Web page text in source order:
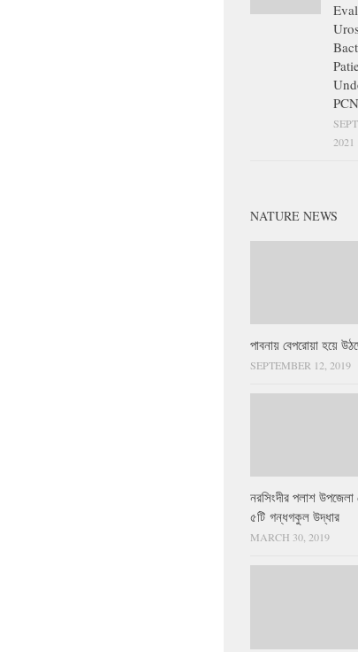
2021
NATURE NEWS
পাবনায় বেপরোয়া হয়ে
SEPTEMBER 12, 2019
নরসিংদীর পলাশ উপজেলা
৫টি গন্ধগকুল উদ্ধার
MARCH 30, 2019